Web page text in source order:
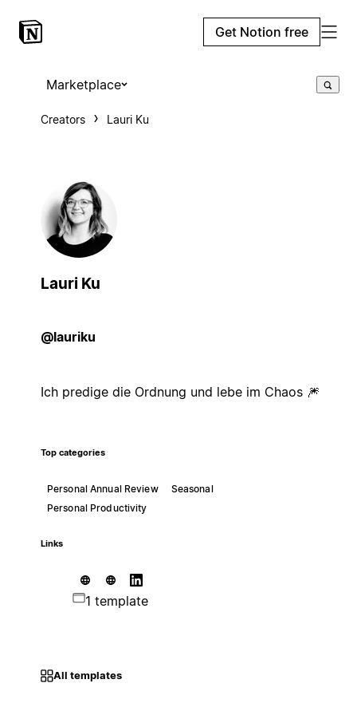
Get Notion free
Marketplace
Creators Lauri Ku
Lauri Ku
@lauriku
Ich predige die Ordnung und lebe im Chaos 🎆
Top categories
Personal Annual Review
Seasonal
Personal Productivity
Links
1 template
All templates